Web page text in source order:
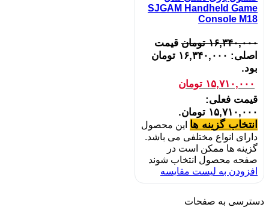
SJGAM Handheld Game
Console M18
۱۶,۳۴۰,۰۰۰ تومان قیمت
اصلی: ۱۶,۳۴۰,۰۰۰ تومان
بود.
۱۵,۷۱۰,۰۰۰ تومان
قیمت فعلی:
۱۵,۷۱۰,۰۰۰ تومان.
انتخاب گزینه ها این محصول
دارای انواع مختلفی می باشد.
گزینه ها ممکن است در
صفحه محصول انتخاب شوند
افزودن به لیست مقایسه
دسترسی به صفحات